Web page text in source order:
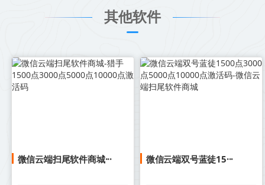
其他软件
微信云端扫尾软件商城··· 微信云端双号蓝徒15···